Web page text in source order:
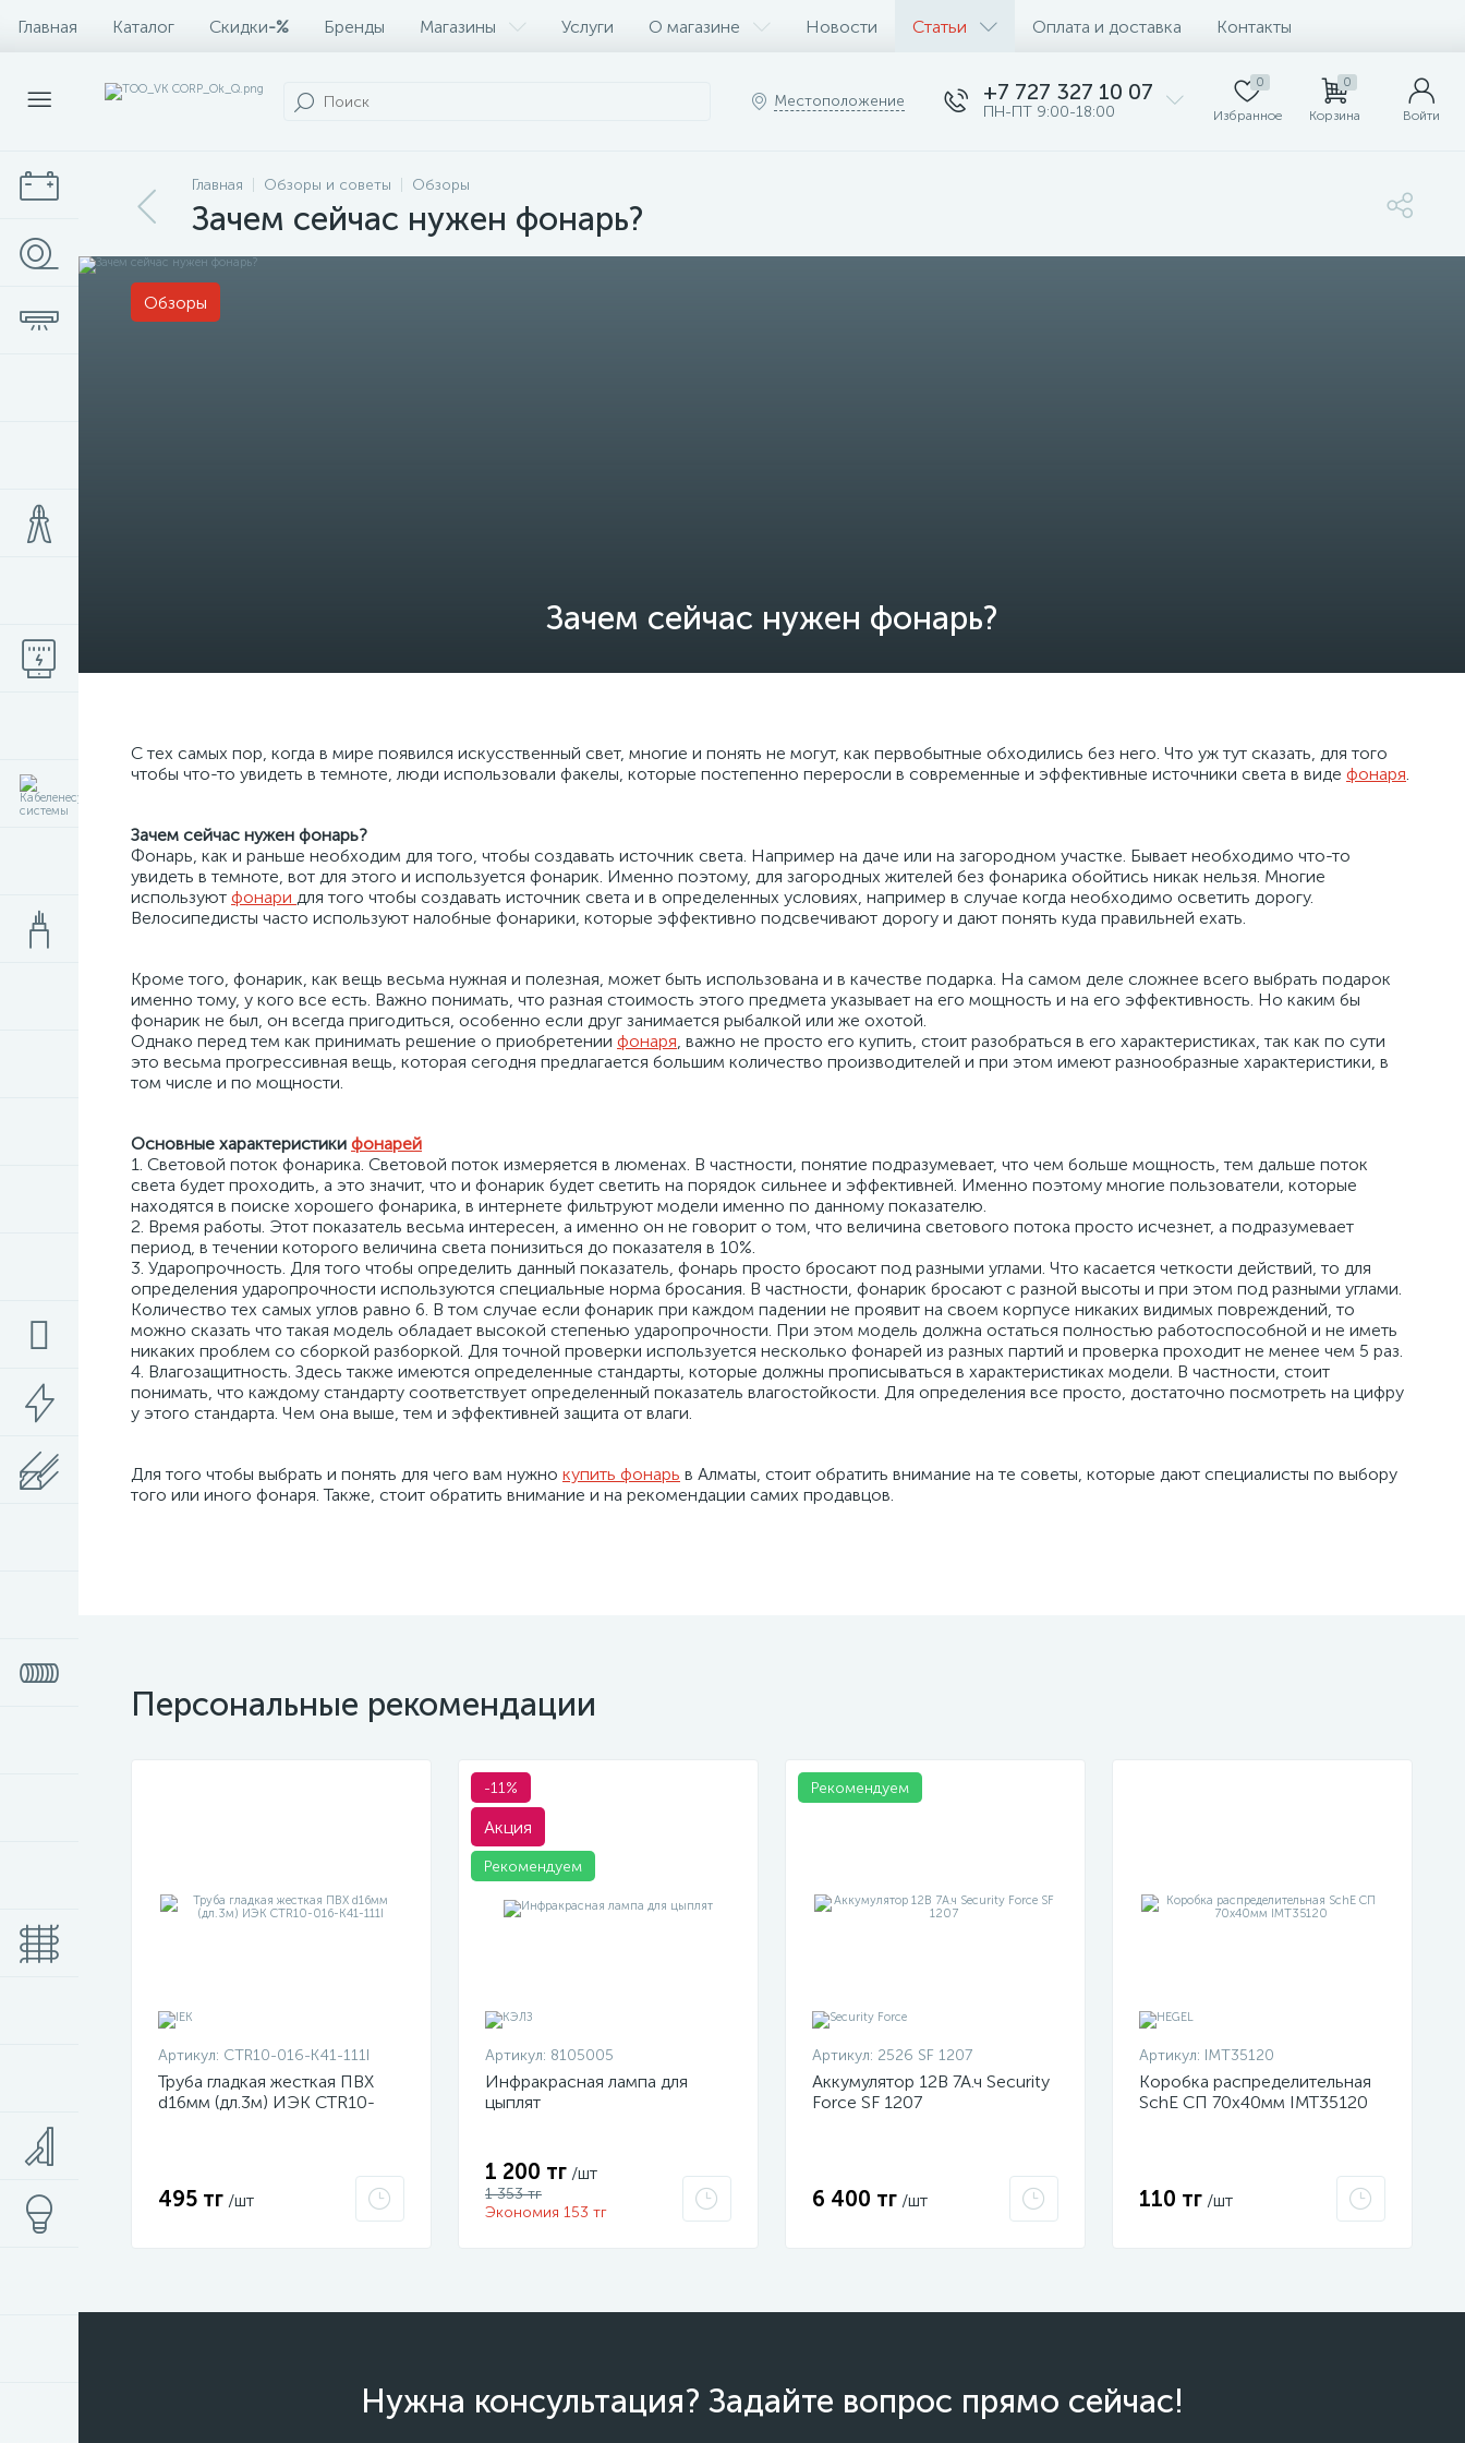
Главная Каталог Скидки-% Бренды Магазины Услуги О магазине Новости Статьи Оплата и доставка Контакты
Местоположение +7 727 327 10 07
ПН-ПТ 9:00-18:00
0
Избранное
0
Корзина Войти
Главная Обзоры и советы Обзоры
Зачем сейчас нужен фонарь?
Зачем сейчас нужен фонарь?
Обзоры
С тех самых пор, когда в мире появился искусственный свет, многие и понять не могут, как первобытные обходились без него. Что уж тут сказать, для того
чтобы что-то увидеть в темноте, люди использовали факелы, которые постепенно переросли в современные и эффективные источники света в виде фонаря.
Зачем сейчас нужен фонарь?
Фонарь, как и раньше необходим для того, чтобы создавать источник света. Например на даче или на загородном участке. Бывает необходимо что-то
увидеть в темноте, вот для этого и используется фонарик. Именно поэтому, для загородных жителей без фонарика обойтись никак нельзя. Многие
используют фонари для того чтобы создавать источник света и в определенных условиях, например в случае когда необходимо осветить дорогу.
Велосипедисты часто используют налобные фонарики, которые эффективно подсвечивают дорогу и дают понять куда правильней ехать.
Кроме того, фонарик, как вещь весьма нужная и полезная, может быть использована и в качестве подарка. На самом деле сложнее всего выбрать подарок
именно тому, у кого все есть. Важно понимать, что разная стоимость этого предмета указывает на его мощность и на его эффективность. Но каким бы
фонарик не был, он всегда пригодиться, особенно если друг занимается рыбалкой или же охотой.
Однако перед тем как принимать решение о приобретении фонаря, важно не просто его купить, стоит разобраться в его характеристиках, так как по сути
это весьма прогрессивная вещь, которая сегодня предлагается большим количество производителей и при этом имеют разнообразные характеристики, в
том числе и по мощности.
Основные характеристики фонарей
1. Световой поток фонарика. Световой поток измеряется в люменах. В частности, понятие подразумевает, что чем больше мощность, тем дальше поток
света будет проходить, а это значит, что и фонарик будет светить на порядок сильнее и эффективней. Именно поэтому многие пользователи, которые
находятся в поиске хорошего фонарика, в интернете фильтруют модели именно по данному показателю.
2. Время работы. Этот показатель весьма интересен, а именно он не говорит о том, что величина светового потока просто исчезнет, а подразумевает
период, в течении которого величина света понизиться до показателя в 10%.
3. Ударопрочность. Для того чтобы определить данный показатель, фонарь просто бросают под разными углами. Что касается четкости действий, то для
определения ударопрочности используются специальные норма бросания. В частности, фонарик бросают с разной высоты и при этом под разными углами.
Количество тех самых углов равно 6. В том случае если фонарик при каждом падении не проявит на своем корпусе никаких видимых повреждений, то
можно сказать что такая модель обладает высокой степенью ударопрочности. При этом модель должна остаться полностью работоспособной и не иметь
никаких проблем со сборкой разборкой. Для точной проверки используется несколько фонарей из разных партий и проверка проходит не менее чем 5 раз.
4. Влагозащитность. Здесь также имеются определенные стандарты, которые должны прописываться в характеристиках модели. В частности, стоит
понимать, что каждому стандарту соответствует определенный показатель влагостойкости. Для определения все просто, достаточно посмотреть на цифру
у этого стандарта. Чем она выше, тем и эффективней защита от влаги.
Для того чтобы выбрать и понять для чего вам нужно купить фонарь в Алматы, стоит обратить внимание на те советы, которые дают специалисты по выбору
того или иного фонаря. Также, стоит обратить внимание и на рекомендации самих продавцов.
Персональные рекомендации
Артикул: CTR10-016-K41-111I
Труба гладкая жесткая ПВХ
d16мм (дл.3м) ИЭК CTR10-
495 тг /шт
-11%
Акция
Рекомендуем
Артикул: 8105005
Инфракрасная лампа для
цыплят
1 200 тг /шт
1 353 тг
Экономия 153 тг
Рекомендуем
Артикул: 2526 SF 1207
Аккумулятор 12В 7А.ч Security
Force SF 1207
6 400 тг /шт
Артикул: IMT35120
Коробка распределительная
SchE СП 70х40мм IMT35120
110 тг /шт
Нужна консультация? Задайте вопрос прямо сейчас!